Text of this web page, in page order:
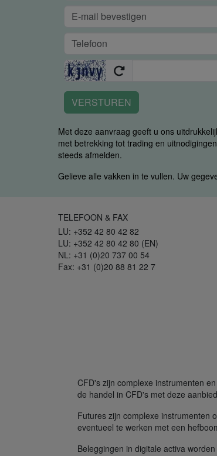
VERSTUREN
Met deze aanvraag geeft u ons
met betrekking tot trading en
steeds afmelden.
Gelieve alle vakken in te vullen. Uw
TELEFOON & FAX
LU: +352 42 80 42 82
LU: +352 42 80 42 80 (EN)
NL: +31 (0)20 737 00 54
Fax: +31 (0)20 88 81 22 7
CFD's zijn complexe instrumenten
de handel in CFD's met deze
Futures zijn complexe instrumenten
eventueel te werken met een
Beleggingen in digitale activa